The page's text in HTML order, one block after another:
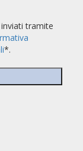
tramite
*.